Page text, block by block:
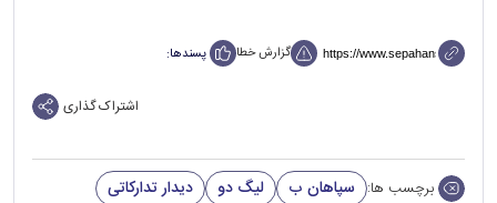
گزارش خطا پسندها:
اشتراک گذاری
برچسب ها: سپاهان ب لیگ دو
دیدار تدارکاتی